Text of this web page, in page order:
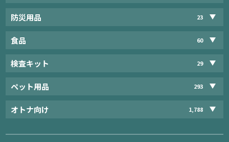
防災用品 23
食品 60
検査キット 29
ペット用品 293
オトナ向け 1,788